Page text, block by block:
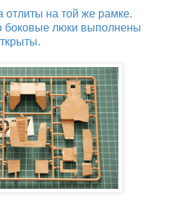
отлиты на той же рамке.
боковые люки выполнены